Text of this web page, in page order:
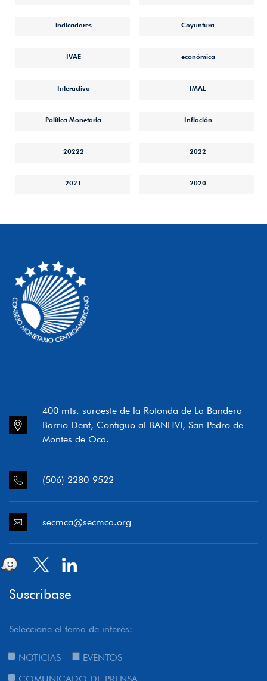
indicadores Coyuntura
IVAE económica
Interactivo IMAE
Política Monetaria Inflación
20222 2022
2021 2020
400 mts. suroeste de la Rotonda de La Bandera
Barrio Dent, Contiguo al BANHVI, San Pedro de
Montes de Oca.
(506) 2280-9522
secmca@secmca.org
Suscribase
Seleccione el tema de interés:
NOTICIAS
EVENTOS
COMUNICADO DE PRENSA